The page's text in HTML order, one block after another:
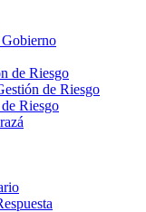
de Riesgo
de Riesgo
Riesgo